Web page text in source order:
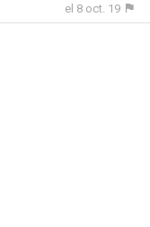
el 8 oct. 19